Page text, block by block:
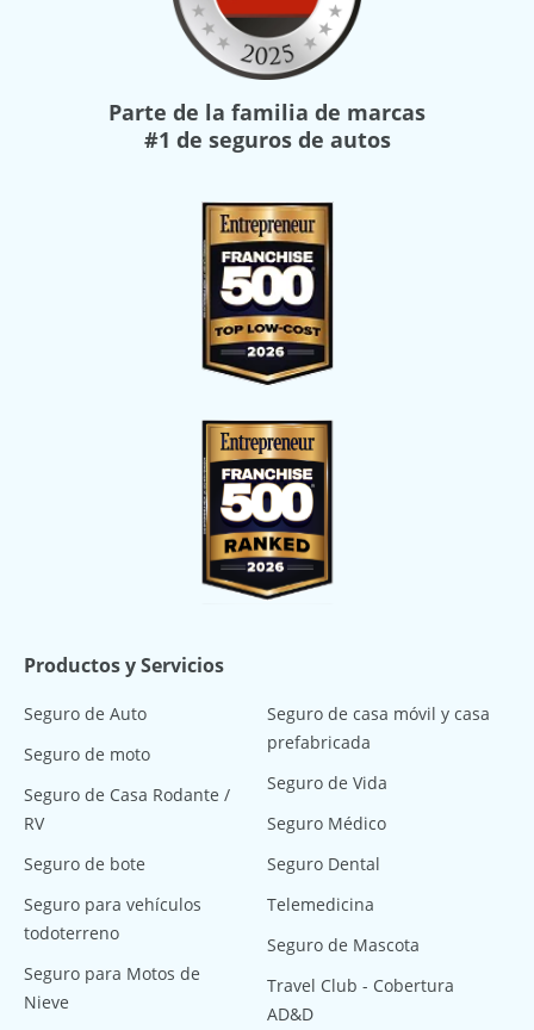
Parte de la familia de marcas
#1 de seguros de autos
Productos y Servicios
Seguro de Auto
Seguro de moto
Seguro de Casa Rodante /
RV
Seguro de bote
Seguro para vehículos
todoterreno
Seguro para Motos de
Nieve
Seguro de casa móvil y casa
prefabricada
Seguro de Vida
Seguro Médico
Seguro Dental
Telemedicina
Seguro de Mascota
Travel Club - Cobertura
AD&D